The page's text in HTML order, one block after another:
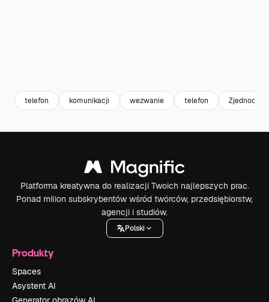
telefon komunikacji wezwanie telefon
Platforma kreatywna do realizacji Twoich najlepszych prac.
Ponad milion subskrybentów wśród twórców, przedsiębiorstw,
agencji i studiów.
Polski
Produkty
Spaces
Asystent AI